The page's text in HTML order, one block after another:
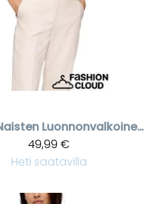
Naisten Luonnonvalkoinen t-paita, sydänkuvio
49,99 €
Heti saatavilla